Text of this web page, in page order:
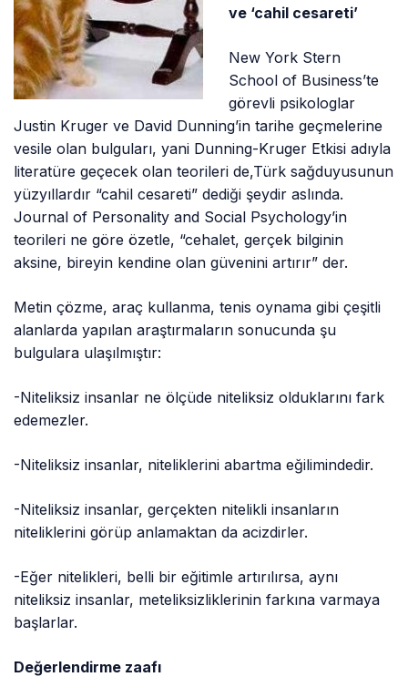
ve ‘cahil cesareti’
New York Stern
School of Business’te
görevli psikologlar
Justin Kruger ve David Dunning’in tarihe geçmelerine
vesile olan bulguları, yani Dunning-Kruger Etkisi adıyla
literatüre geçecek olan teorileri de,Türk sağduyusunun
yüzyıllardır “cahil cesareti” dediği şeydir aslında.
Journal of Personality and Social Psychology’in
teorileri ne göre özetle, “cehalet, gerçek bilginin
aksine, bireyin kendine olan güvenini artırır” der.
Metin çözme, araç kullanma, tenis oynama gibi çeşitli
alanlarda yapılan araştırmaların sonucunda şu
bulgulara ulaşılmıştır:
-Niteliksiz insanlar ne ölçüde niteliksiz olduklarını fark
edemezler.
-Niteliksiz insanlar, niteliklerini abartma eğilimindedir.
-Niteliksiz insanlar, gerçekten nitelikli insanların
niteliklerini görüp anlamaktan da acizdirler.
-Eğer nitelikleri, belli bir eğitimle artırılırsa, aynı
niteliksiz insanlar, meteliksizliklerinin farkına varmaya
başlarlar.
Değerlendirme zaafı